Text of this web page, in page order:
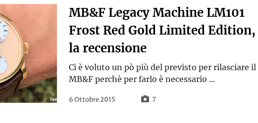
MB&F Legacy Machine LM101
Frost Red Gold Limited Edition,
la recensione
Ci è voluto un pò più del previsto per rilasciare
MB&F perchè per farlo è necessario ...
6 Ottobre 2015 7